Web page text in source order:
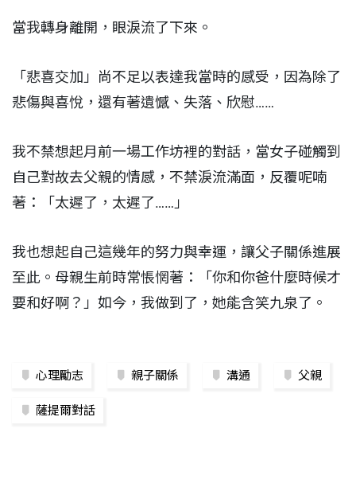
當我轉身離開，眼淚流了下來。
「悲喜交加」尚不足以表達我當時的感受，因為除了
悲傷與喜悅，還有著遺憾、失落、欣慰……
我不禁想起月前一場工作坊裡的對話，當女子碰觸到
自己對故去父親的情感，不禁淚流滿面，反覆呢喃
著：「太遲了，太遲了……」
我也想起自己這幾年的努力與幸運，讓父子關係進展
至此。母親生前時常悵惘著：「你和你爸什麼時候才
要和好啊？」如今，我做到了，她能含笑九泉了。
心理勵志 親子關係 溝通 父親
薩提爾對話